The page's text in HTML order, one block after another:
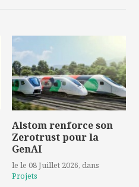
Alstom renforce son
Zerotrust pour la
GenAI
le le 08 Juillet 2026, dans
Projets